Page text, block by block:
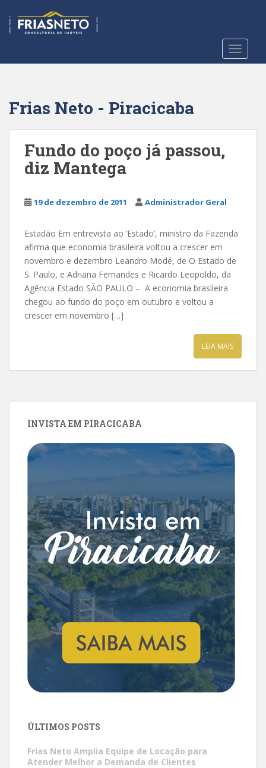
t
Frias Neto - Piracicaba
Fundo do poço já passou,
diz Mantega
19 de dezembro de 2011 Administrador Geral
Estadão Em entrevista ao ‘Estado’, ministro da Fazenda
afirma que economia brasileira voltou a crescer em
novembro e dezembro Leandro Modé, de O Estado de
S. Paulo, e Adriana Fernandes e Ricardo Leopoldo, da
Agência Estado SÃO PAULO – A economia brasileira
chegou ao fundo do poço em outubro e voltou a
crescer em novembro […]
LEIA MAIS
INVISTA EM PIRACICABA
ÚLTIMOS POSTS
Frias Neto Amplia Equipe de Locação para
Atender Melhor a Demanda de Clientes